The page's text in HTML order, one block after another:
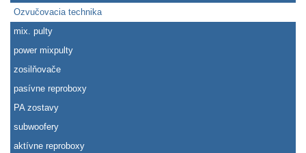
Ozvučovacia technika
mix. pulty
power mixpulty
zosilňovače
pasívne reproboxy
PA zostavy
subwoofery
aktívne reproboxy